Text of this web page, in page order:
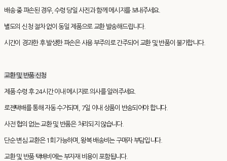
배송 중 파손된 경우, 수령 당일 사진과 함께 메시지를 보내주세요.
별도의 신청 절차 없이 동일 제품으로 교환 발송해드립니다.
시간이 경과한 후 발생한 파손은 사용 부주의로 간주되어 교환 및 반품이 불가합니다.
교환 및 반품 신청
제품 수령 후 24시간 이내 메시지로 의사를 알려주세요.
로젠택배를 통해 자동 수거되며, 7일 이내 상품이 반송되어야 합니다.
사전 협의 없는 교환 및 반품은 처리되지 않습니다.
단순 변심 교환은 1회 가능하며, 왕복 배송비는 구매자 부담입니다.
교환 및 반품 택배비에는 부자재 비용이 포함됩니다.